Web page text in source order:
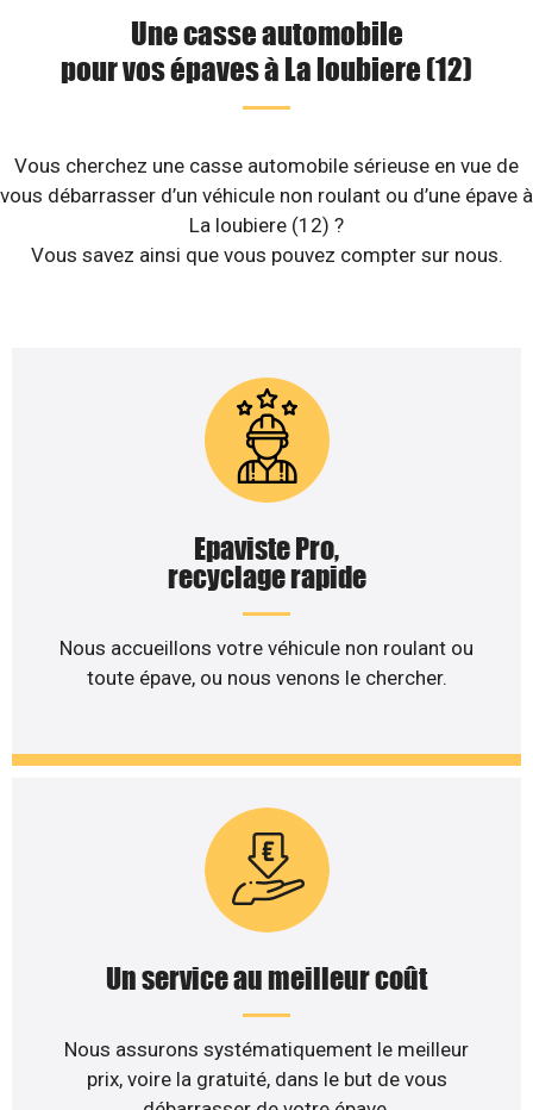
Une casse automobile
pour vos épaves à La loubiere (12)
Vous cherchez une casse automobile sérieuse en vue de
vous débarrasser d’un véhicule non roulant ou d’une épave à
La loubiere (12) ?
Vous savez ainsi que vous pouvez compter sur nous.
Epaviste Pro,
recyclage rapide
Nous accueillons votre véhicule non roulant ou
toute épave, ou nous venons le chercher.
Un service au meilleur coût
Nous assurons systématiquement le meilleur
prix, voire la gratuité, dans le but de vous